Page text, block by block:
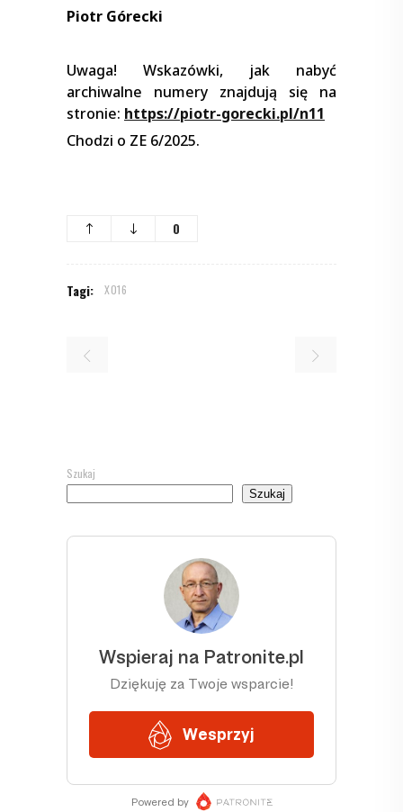
Piotr Górecki
Uwaga! Wskazówki, jak nabyć
archiwalne numery znajdują się na
stronie: https://piotr-gorecki.pl/n11
Chodzi o ZE 6/2025.
0
Tagi: X016
Szukaj
Szukaj